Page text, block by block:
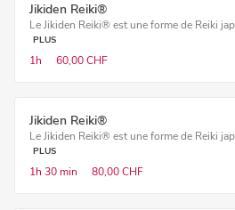
Jikiden Reiki®
Le Jikiden Reiki® est une forme de Reiki
PLUS
1h 60,00 CHF
Jikiden Reiki®
Le Jikiden Reiki® est une forme de Reiki
PLUS
1h 30 min 80,00 CHF